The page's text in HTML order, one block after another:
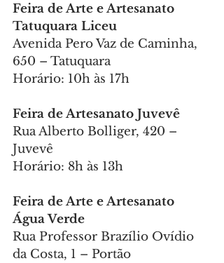
Feira de Arte e Artesanato
Tatuquara Liceu
Avenida Pero Vaz de Caminha,
650 – Tatuquara
Horário: 10h às 17h
Feira de Artesanato Juvevê
Rua Alberto Bolliger, 420 –
Juvevê
Horário: 8h às 13h
Feira de Arte e Artesanato
Água Verde
Rua Professor Brazílio Ovídio
da Costa, 1 – Portão